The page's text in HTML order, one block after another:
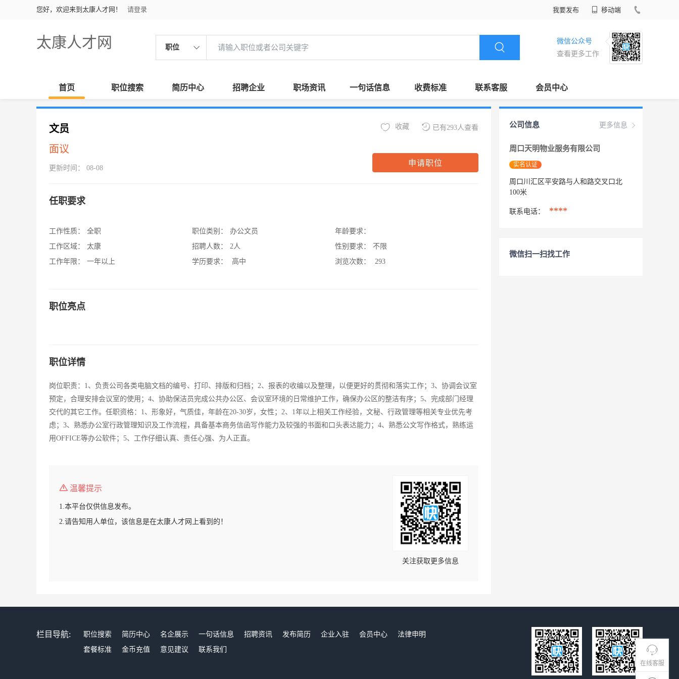
您好，欢迎来到太康人才网！ 请登录 我要发布 移动端
太康人才网 职位
微信公众号
查看更多工作
首页 职位搜索 简历中心 招聘企业 职场资讯 一句话信息 收费标准 联系客服 会员中心
在线客服
文员
面议
更新时间： 08-08
已有293人查看
收藏
申请职位
任职要求
工作性质：
全职
工作区域：
太康
工作年限：
一年以上
职位类别：
办公文员
招聘人数：
2人
学历要求：
高中
年龄要求：
性别要求：
不限
浏览次数：
293
职位亮点
职位详情
岗位职责：1、负责公司各类电脑文档的编号、打印、排版和归档；2、报表的收编以及整理，以便更好的贯彻和落实工作；3、协调会议室
预定，合理安排会议室的使用；4、协助保洁员完成公共办公区、会议室环境的日常维护工作，确保办公区的整洁有序；5、完成部门经理
交代的其它工作。任职资格：1、形象好，气质佳，年龄在20-30岁，女性；2、1年以上相关工作经验，文秘、行政管理等相关专业优先考
虑；3、熟悉办公室行政管理知识及工作流程，具备基本商务信函写作能力及较强的书面和口头表达能力；4、熟悉公文写作格式，熟练运
用OFFICE等办公软件；5、工作仔细认真、责任心强、为人正直。
温馨提示
1.本平台仅供信息发布。
2.请告知用人单位，该信息是在太康人才网上看到的！
关注获取更多信息
更多信息
公司信息
周口天明物业服务有限公司
实名认证
周口川汇区平安路与人和路交叉口北
100米
联系电话： ****
微信扫一扫找工作
栏目导航: 职位搜索 简历中心 名企展示 一句话信息 招聘资讯 发布简历 企业入驻 会员中心
法律申明
套餐标准
金币充值 意见建议 联系我们